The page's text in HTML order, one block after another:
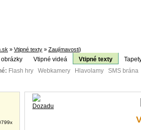
» Vtipné texty » Zaujímavosti)
Vtipné videá Vtipné texty
Flash hry Webkamery Hlavolamy SMS